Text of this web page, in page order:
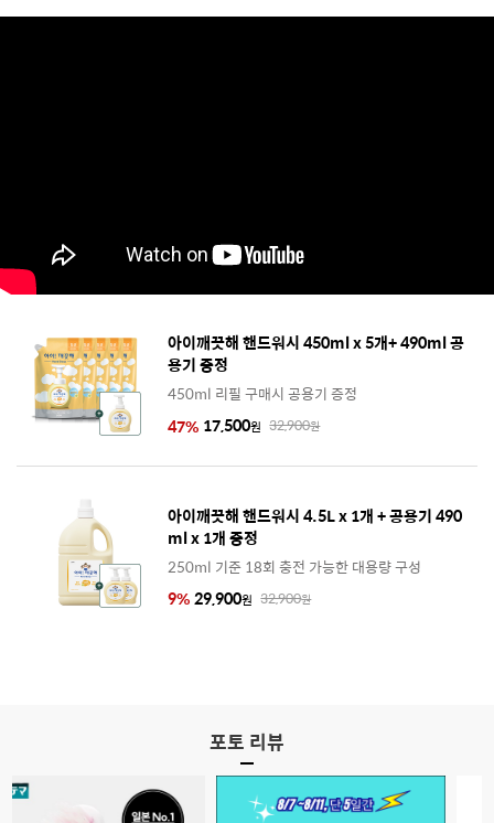
아이깨끗해 핸드워시 450ml x 5개+ 490ml 공
용기 증정
450ml 리필 구매시 공용기 증정
47% 17,500원 32,900원
아이깨끗해 핸드워시 4.5L x 1개 + 공용기 490
ml x 1개 증정
250ml 기준 18회 충전 가능한 대용량 구성
9%29,900원 32,900원
포토 리뷰